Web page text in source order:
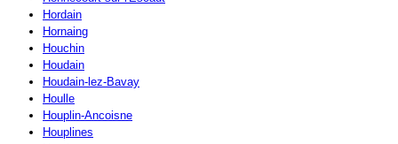
Hordain
Hornaing
Houchin
Houdain
Houdain-lez-Bavay
Houlle
Houplin-Ancoisne
Houplines